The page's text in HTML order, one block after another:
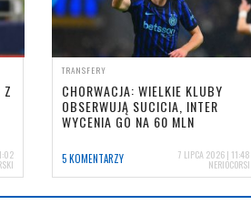
Z
TRANSFERY
CHORWACJA: WIELKIE KLUBY
OBSERWUJĄ SUCICIA, INTER
WYCENIA GO NA 60 MLN
5 KOMENTARZY 7 LIPCA 2026 | 11:48
NERIOCORSI